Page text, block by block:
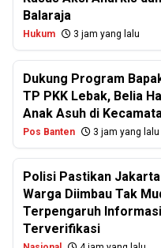
Balaraja
Hukum 3 jam yang lalu
Dukung Program
TP PKK Lebak, Belia
Anak Asuh di
Pos Banten 3 jam yang lalu
Polisi Pastikan
Warga Diimbau Tak
Terpengaruh
Terverifikasi